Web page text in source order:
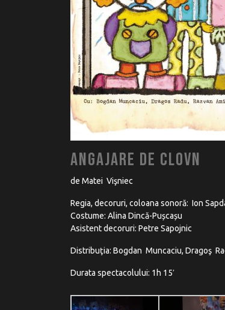
ANGAJARE DE CLOVN
de Matei Vişniec
Regia, decoruri, coloana sonoră: Ion
Costume: Alina Dincă-Pușcașu
Asistent decoruri: Petre Sapojnic
Distribuţia: Bogdan Muncaciu, Dragoş
Durata spectacolului: 1h 15′